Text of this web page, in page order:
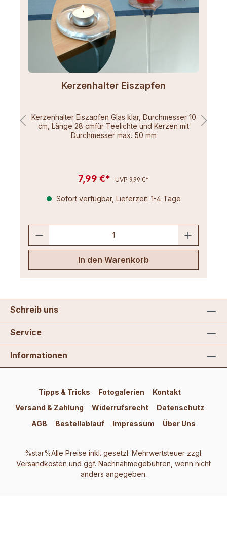
Kerzenhalter Eiszapfen
Kerzenhalter Eiszapfen Glas klar, Durchmesser 10
cm, Länge 28 cmfür Teelichte und Kerzen mit
Durchmesser max. 50 mm
7,99 €* UVP 9,99 €*
Sofort verfügbar, Lieferzeit: 1-4 Tage
In den Warenkorb
Schreib uns
Service
Informationen
Tipps & Tricks Fotogalerien
Kontakt
Versand & Zahlung
Widerrufsrecht
Datenschutz
AGB
Bestellablauf Impressum Über Uns
%star%Alle Preise inkl. gesetzl. Mehrwertsteuer zzgl.
Versandkosten und ggf. Nachnahmegebühren, wenn nicht
anders angegeben.